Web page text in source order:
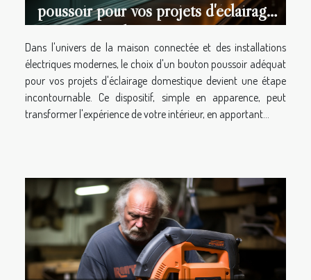
poussoir pour vos projets d'éclairage
domestique
Dans l'univers de la maison connectée et des installations
électriques modernes, le choix d'un bouton poussoir adéquat
pour vos projets d'éclairage domestique devient une étape
incontournable. Ce dispositif, simple en apparence, peut
transformer l'expérience de votre intérieur, en apportant...